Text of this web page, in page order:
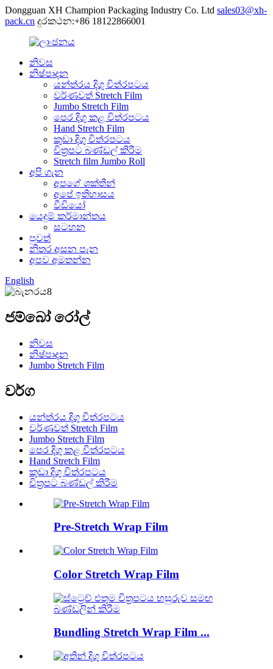
Dongguan XH Champion Packaging Industry Co. Ltd sales03@xh-
pack.cn දුරකථන:+86 18122866001
නිවස
නිෂ්පාදන
යන්ත්රය දිගු චිත්රපටය
වර්ණවත් Stretch Film
Jumbo Stretch Film
පෙර දිගු කළ චිත්රපටය
Hand Stretch Film
කුඩා දිගු චිත්රපටය
චිත්‍රපට බණ්ඩල් කිරීම
Stretch film Jumbo Roll
අපි ගැන
අපගේ ශක්තීන්
අපේ ඉතිහාසය
වීඩියෝ
යෙදුම් කර්මාන්තය
සටහන
පුවත්
නිතර අසන පැන
අපව අමතන්න
English
ජම්බෝ රෝල්
නිවස
නිෂ්පාදන
Jumbo Stretch Film
වර්ග
යන්ත්රය දිගු චිත්රපටය
වර්ණවත් Stretch Film
Jumbo Stretch Film
පෙර දිගු කළ චිත්රපටය
Hand Stretch Film
කුඩා දිගු චිත්රපටය
චිත්‍රපට බණ්ඩල් කිරීම
Pre-Stretch Wrap Film
Color Stretch Wrap Film
Bundling Stretch Wrap Film ...